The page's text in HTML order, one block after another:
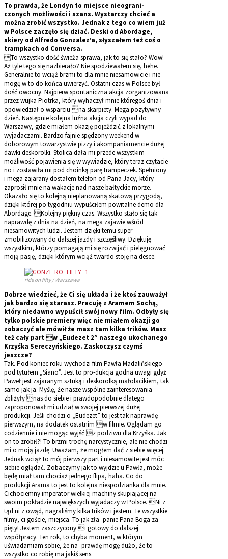
To prawda, że Londyn to miejsce nieograni-
czonych możliwości i szans. Wystarczy chcieć a
można zrobić wszystko. Jednak z tego co wiem już
w Polsce zaczęło się dziać. Deski od Abordage,
skiery od Alfredo Gonzalez’a, słyszałem też coś o
trampkach od Conversa.
To wszystko dość świeża sprawa, jak to się stało? Wow!
Aż tyle tego się nazbierało? Nie spodziewałem się, hehe.
Generalnie to wciąż brzmi to dla mnie niesamowicie i nie
mogę w to do końca uwierzyć. Ostatni czas w Polsce był
dość owocny. Najpierw spontaniczna akcja zorganizowana
przez wujka Piotrka, który wyhaczył mnie któregoś dnia i
opowiedział o wsparciu na skarpiety. Mega pozytywny
dzień. Następnie kolejna luźna akcja czyli wypad do
Warszawy, gdzie miałem okazję pojeździć z lokalnymi
wyjadaczami. Bardzo fajnie spędzony weekend w
doborowym towarzystwie pizzy i akompaniamencie dużej
dawki deskorolki. Stolica dała mi przede wszystkim
możliwość pojawienia się w wywiadzie, który teraz czytacie
no i zostawiła mi pod choinką parę trampeczek. Spełniony
i mega zajarany dostałem telefon od Pana Jacy, który
zaprosił mnie na wakacje nad nasze bałtyckie morze.
Okazało się to kolejną nieplanowaną skatową przygodą,
dzięki której po tygodniu wypuściłem powitalne demo dla
Abordage. Kolejny piękny czas. Wszystko stało się tak
naprawdę z dnia na dzień, na mega zajawie wśród
niesamowitych ludzi. Jestem dzięki temu super
zmobilizowany do dalszej jazdy i szczęśliwy. Dziękuję
wszystkim, którzy pomagają mi się rozwijać i pielęgnować
moją pasję, dzięki którym wciąż twardo stoję na desce.
ride on fifty / Warszawa
Dobrze wiedzieć, że Ci się układa i że ktoś zauważył
jak bardzo się starasz. Pracuję z Aramem Sochą,
który niedawno wypuścił swój nowy film. Odbyły się
tylko polskie premiery więc nie miałem okazji go
zobaczyć ale mówił że masz tam kilka trików. Masz
też cały part w „Eudezet 2” naszego ukochanego
Krzyśka Sereczyńskiego. Zaskoczysz czymś
jeszcze?
Tak. Pod koniec roku wychodzi film Pawła Madalińskiego
pod tytułem „Siano”. Jest to pro-dukcja godna uwagi gdyż
Paweł jest zajaranym sztuką i deskorolką małolacikiem, tak
samo jak ja. Myślę, że nasze wspólne zainteresowania
zbliżyły nas do siebie i prawdopodobnie dlatego
zaproponował mi udział w swojej pierwszej dużej
produkcji. Jeśli chodzi o „Eudezet” to jest tak naprawdę
pierwszym, na dodatek ostatnim w filmie. Oglądam go
codziennie i nie mogąc wyjść z podziwu dla Krzyśka. Jak
on to zrobił?! To brzmi trochę narcystycznie, ale nie chodzi
mi o moją jazdę. Uważam, że mogłem dać z siebie więcej.
Jednak wciąż to mój pierwszy part i niesamowite jest móc
siebie oglądać. Zobaczymy jak to wyjdzie u Pawła, może
będę miał tam chociaż jednego flipa, haha. Co do
produkcji Arama to jest to kolejna niespodzianka dla mnie.
Cichociemny imperator wielkiej machiny skupiającej na
swoim pokładzie największych wyjadaczy w Polsce. Ni z
tąd ni z owąd, nagraliśmy kilka trików i jestem. Te wszystkie
filmy, ci goście, miejsca. To jak zła- panie Pana Boga za
pięty! Jestem zaszczycony i gotowy do dalszej
współpracy. Ten rok, to chyba moment, w którym
uświadamiam sobie, że na- prawdę mogę dużo, że to
wszystko co robię ma jakiś sens.